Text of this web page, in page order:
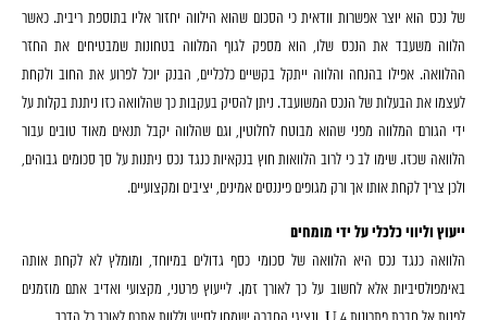
של נכס הוא יוצר אפשרות וודאית כי הסכום שהוא הילווה יחזור אליו בתוספת ריבית. כאשר
הלווה משעבד את הנכס שלו, הוא מספק לגוף המלווה בטחונות שמבטיחים את החזר
ההלוואה. אפילו בהנחה והלווה ייתקל בקשיים כלכליים, הבנק יוכל לפרוע את החוב ולקחת
לעצמו את הבעלות של הנכס המשועבד. ניתן להסיק בעקבות כך שהלוואה כזו ניתנת בקלות על
ידי הגורם המלווה מפני שהוא מבוטח לחלוטין, וגם שהלווה יקבל תנאים מאוד טובים עבור
הלוואה שכזו. שימו לב כי לרוב הלוואות חוץ בנקאיות כנגד נכס ניתנות על סך סכומים גבוהים,
ולכן צריך לקחת אותו אך ורק מגופים פיננסים אמינים, יציבים ומקצועיים.
ייעוץ וליווי כלכלי על ידי מומחים
הלוואה כנגד נכס היא הלוואה של סכומי כסף גדולים במיוחד, ומומלץ לא לקחת אותה
באימפולסיביות אלא לחשוב על כך לאורך זמן. לייעוץ פרטני, מקצועי ואדיב אתם מוזמנים